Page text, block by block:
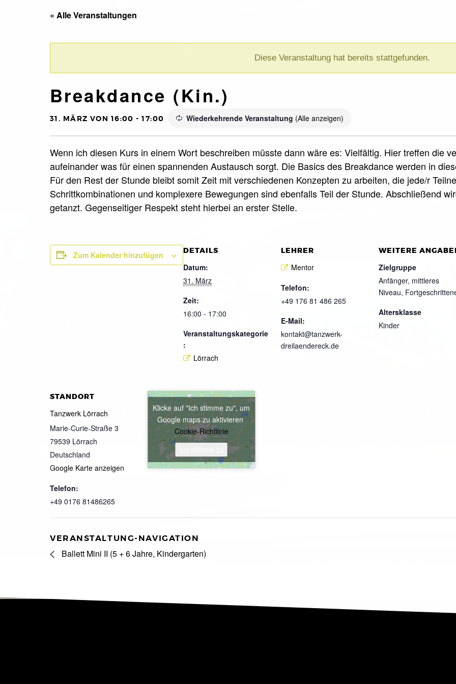
« Alle Veranstaltungen
Diese Veranstaltung hat bereits stattgefunden.
Breakdance (Kin.)
31. MÄRZ VON 16:00 -17:00 Wiederkehrende Veranstaltung (Alle anzeigen)
Wenn ich diesen Kurs in einem Wort beschreiben müsste dann wäre es: Vielfältig. Hier treffen die
aufeinander was für einen spannenden Austausch sorgt. Die Basics des Breakdance werden in
Für den Rest der Stunde bleibt somit Zeit mit verschiedenen Konzepten zu arbeiten, die jede/r
Schrittkombinationen und komplexere Bewegungen sind ebenfalls Teil der Stunde. Abschließend
getanzt. Gegenseitiger Respekt steht hierbei an erster Stelle.
Zum Kalender hinzufügen DETAILS
Datum:
31. März
Zeit:
16:00 - 17:00
Veranstaltungskategorie
:
Lörrach
LEHRER
Mentor
Telefon:
+49 176 81 486 265
E-Mail:
kontakt@tanzwerk-
dreilaendereck.de
WEITERE
Zielgruppe
Anfänger, mittleres
Niveau,
Altersklasse
Kinder
STANDORT
Tanzwerk Lörrach
Marie-Curie-Straße 3
79539 Lörrach
Deutschland
Google Karte anzeigen
Telefon:
+49 0176 81486265
Klicke auf "Ich stimme zu", um
Google maps zu aktivieren
Cookie-Richtlinie
VERANSTALTUNG-NAVIGATION
Ballett Mini II (5 + 6 Jahre, Kindergarten)